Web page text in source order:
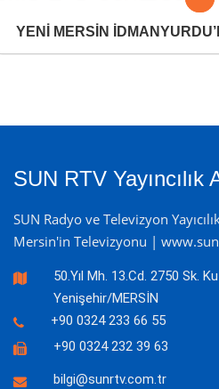
YENİ MERSİN
SUN RTV Yayıncılık
SUN Radyo ve Televizyon
Mersin'in Televizyonu |
50.Yıl Mh. 13.Cd. 2750 Sk.
Yenişehir/MERSİN
+90 0324 233 66 55
+90 0324 232 39 63
bilgi@sunrtv.com.tr